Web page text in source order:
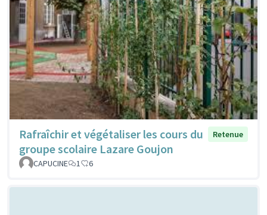
Rafraîchir et végétaliser les cours du
groupe scolaire Lazare Goujon
Retenue
CAPUCINE 1 6